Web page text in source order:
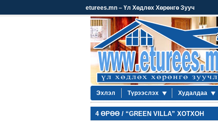
eturees.mn – Үл Хөдлөх Хөрөнгө Зууч
Эхлэл Түрээслэх Худалдаа
4 ӨРӨӨ / “GREEN VILLA” ХОТХОН